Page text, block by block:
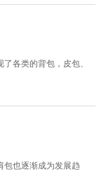
各类的背包，皮包、
包也逐渐成为发展趋